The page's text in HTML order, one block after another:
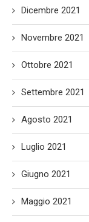
Dicembre 2021
Novembre 2021
Ottobre 2021
Settembre 2021
Agosto 2021
Luglio 2021
Giugno 2021
Maggio 2021